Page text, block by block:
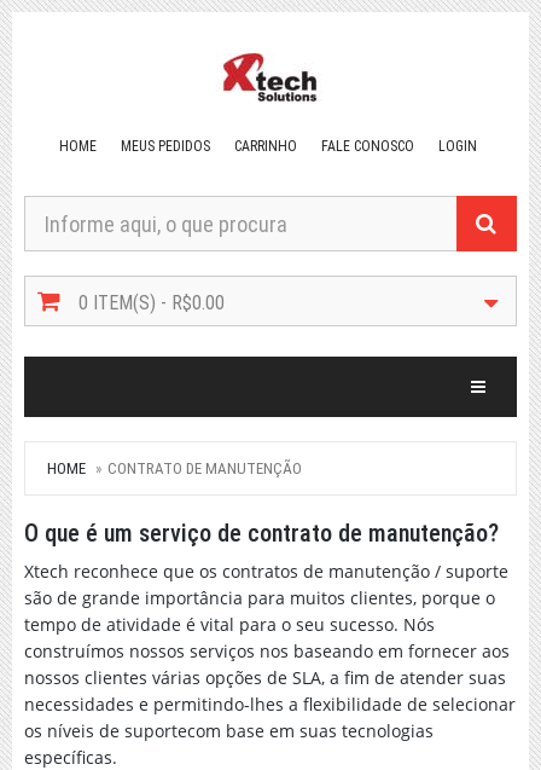
HOME MEUS PEDIDOS CARRINHO FALE CONOSCO LOGIN
0 ITEM(S) - R$0.00
Toggle
HOME CONTRATO DE MANUTENÇÃO
O que é um serviço de contrato de manutenção?
Xtech reconhece que os contratos de manutenção / suporte
são de grande importância para muitos clientes, porque o
tempo de atividade é vital para o seu sucesso. Nós
construímos nossos serviços nos baseando em fornecer aos
nossos clientes várias opções de SLA, a fim de atender suas
necessidades e permitindo-lhes a flexibilidade de selecionar
os níveis de suportecom base em suas tecnologias
específicas.